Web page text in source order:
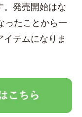
。発売開始はな
ったことから一
テムになりま